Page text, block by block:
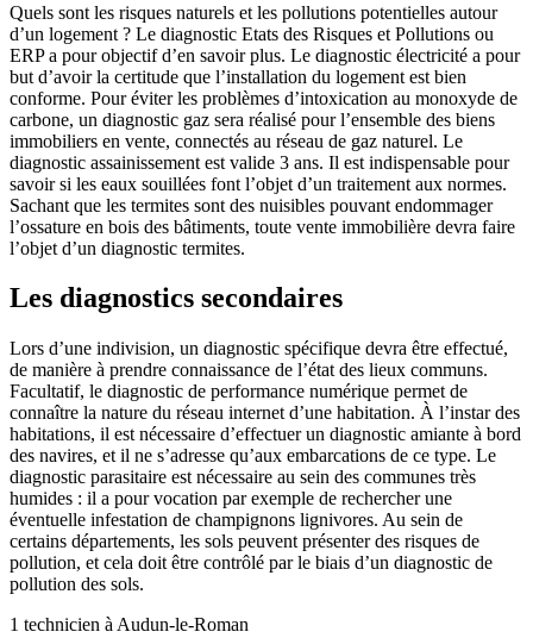
Quels sont les risques naturels et les pollutions potentielles autour
d’un logement ? Le diagnostic Etats des Risques et Pollutions ou
ERP a pour objectif d’en savoir plus. Le diagnostic électricité a pour
but d’avoir la certitude que l’installation du logement est bien
conforme. Pour éviter les problèmes d’intoxication au monoxyde de
carbone, un diagnostic gaz sera réalisé pour l’ensemble des biens
immobiliers en vente, connectés au réseau de gaz naturel. Le
diagnostic assainissement est valide 3 ans. Il est indispensable pour
savoir si les eaux souillées font l’objet d’un traitement aux normes.
Sachant que les termites sont des nuisibles pouvant endommager
l’ossature en bois des bâtiments, toute vente immobilière devra faire
l’objet d’un diagnostic termites.
Les diagnostics secondaires
Lors d’une indivision, un diagnostic spécifique devra être effectué,
de manière à prendre connaissance de l’état des lieux communs.
Facultatif, le diagnostic de performance numérique permet de
connaître la nature du réseau internet d’une habitation. À l’instar des
habitations, il est nécessaire d’effectuer un diagnostic amiante à bord
des navires, et il ne s’adresse qu’aux embarcations de ce type. Le
diagnostic parasitaire est nécessaire au sein des communes très
humides : il a pour vocation par exemple de rechercher une
éventuelle infestation de champignons lignivores. Au sein de
certains départements, les sols peuvent présenter des risques de
pollution, et cela doit être contrôlé par le biais d’un diagnostic de
pollution des sols.
1 technicien à Audun-le-Roman